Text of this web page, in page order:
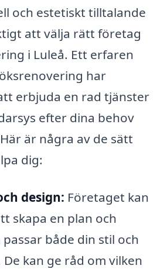
och estetiskt tilltalande
att välja rätt företag
i Luleå. Ett erfaren
har
erbjuda en rad tjänster
efter dina behov
är några av de sätt
dig:
design: Företaget kan
skapa en plan och
både din stil och
kan ge råd om vilken